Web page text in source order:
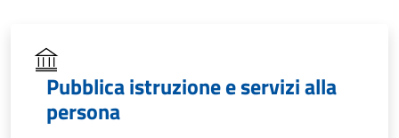
Pubblica istruzione e servizi alla
persona